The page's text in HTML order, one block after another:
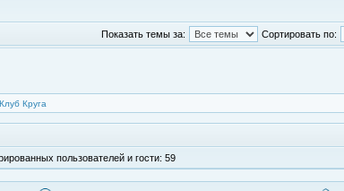
Показать темы за: Сортировать по:
Круга
пользователей и гости: 59